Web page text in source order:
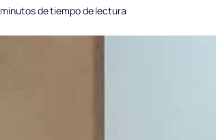
minutos de tiempo de lectura